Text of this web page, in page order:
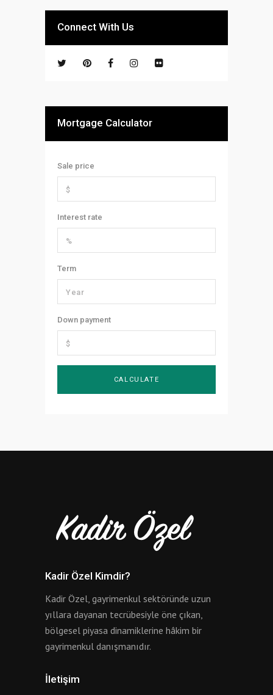
Connect With Us
Mortgage Calculator
Sale price
Interest rate
Term
Down payment
Kadir Özel Kimdir?
Kadir Özel, gayrimenkul sektöründe uzun
yıllara dayanan tecrübesiyle öne çıkan,
bölgesel piyasa dinamiklerine hâkim bir
gayrimenkul danışmanıdır.
İletişim